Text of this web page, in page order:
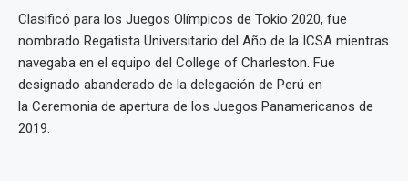
Clasificó para los Juegos Olímpicos de Tokio 2020, fue
nombrado Regatista Universitario del Año de la ICSA mientras
navegaba en el equipo del College of Charleston.​ Fue
designado abanderado de la delegación de Perú en
la Ceremonia de apertura de los Juegos Panamericanos de
2019.